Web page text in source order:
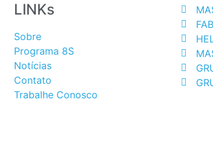
LINKs
Sobre
Programa 8S
Notícias
Contato
Trabalhe Conosco